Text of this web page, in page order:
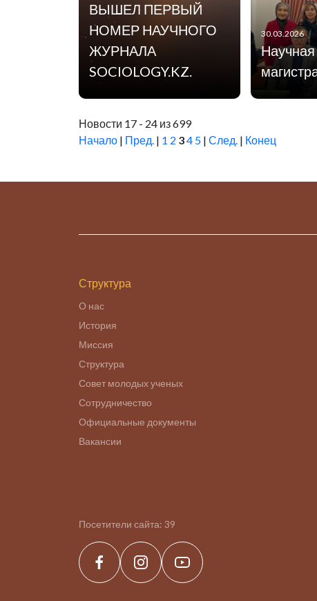
ВЫШЕЛ ПЕРВЫЙ
НОМЕР НАУЧНОГО
ЖУРНАЛА
SOCIOLOGY.KZ.
30.03.2026
Научная
Новости 17 - 24 из 699
Начало | Пред. | 1 2 34 5 | След. | Конец
Структура
О нас
История
Миссия
Структура
Совет молодых ученых
Сотрудничество
Официальные документы
Вакансии
Посетители сайта: 39